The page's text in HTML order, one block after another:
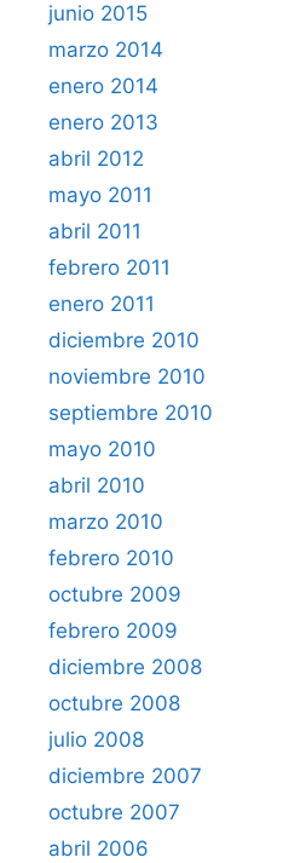
junio 2015
marzo 2014
enero 2014
enero 2013
abril 2012
mayo 2011
abril 2011
febrero 2011
enero 2011
diciembre 2010
noviembre 2010
septiembre 2010
mayo 2010
abril 2010
marzo 2010
febrero 2010
octubre 2009
febrero 2009
diciembre 2008
octubre 2008
julio 2008
diciembre 2007
octubre 2007
abril 2006